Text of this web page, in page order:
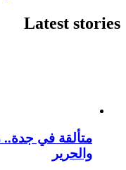
Latest stories
متألقة في جدة..
والحرير